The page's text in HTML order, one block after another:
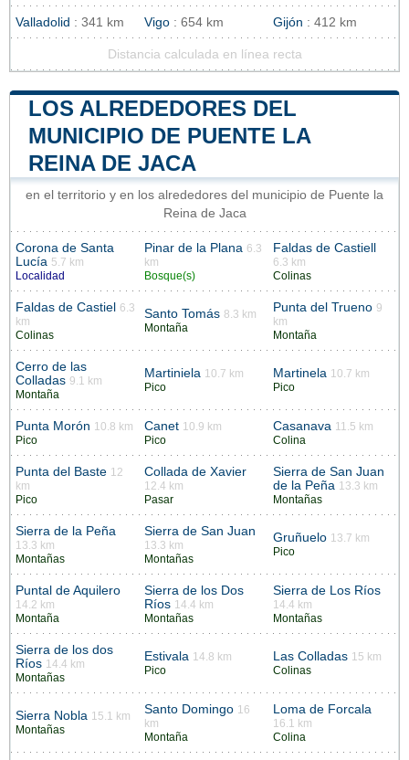
Valladolid : 341 km Vigo : 654 km Gijón : 412 km
Distancia calculada en línea recta
LOS ALREDEDORES DEL
MUNICIPIO DE PUENTE LA
REINA DE JACA
en el territorio y en los alrededores del municipio de Puente la
Reina de Jaca
Corona de Santa
Lucía 5.7 km
Localidad
Pinar de la Plana 6.3
km
Bosque(s)
Faldas de Castiell
6.3 km
Colinas
Faldas de Castiel 6.3
km
Colinas
Santo Tomás 8.3 km
Montaña
Punta del Trueno 9
km
Montaña
Cerro de las
Colladas 9.1 km
Montaña
Martiniela 10.7 km
Pico
Martinela 10.7 km
Pico
Punta Morón 10.8 km
Pico
Canet 10.9 km
Pico
Casanava 11.5 km
Colina
Punta del Baste 12
km
Pico
Collada de Xavier
12.4 km
Pasar
Sierra de San Juan
de la Peña 13.3 km
Montañas
Sierra de la Peña
13.3 km
Montañas
Sierra de San Juan
13.3 km
Montañas
Gruñuelo 13.7 km
Pico
Puntal de Aquilero
14.2 km
Montaña
Sierra de los Dos
Ríos 14.4 km
Montañas
Sierra de Los Ríos
14.4 km
Montañas
Sierra de los dos
Ríos 14.4 km
Montañas
Estivala 14.8 km
Pico
Las Colladas 15 km
Colinas
Sierra Nobla 15.1 km
Montañas
Santo Domingo 16
km
Montaña
Loma de Forcala
16.1 km
Colina